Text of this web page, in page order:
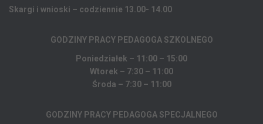
Skargi i wnioski – codziennie 13.00- 14.00
GODZINY PRACY PEDAGOGA SZKOLNEGO
Poniedziałek – 11:00 – 15:00
Wtorek – 7:30 – 11:00
Środa – 7:30 – 11:00
GODZINY PRACY PEDAGOGA SPECJALNEGO